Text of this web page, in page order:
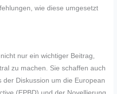
wie diese umgesetzt
nur ein wichtiger Beitrag,
zu machen. Sie schaffen auch
der Diskussion um die European
(EPBD) und der Novellierung